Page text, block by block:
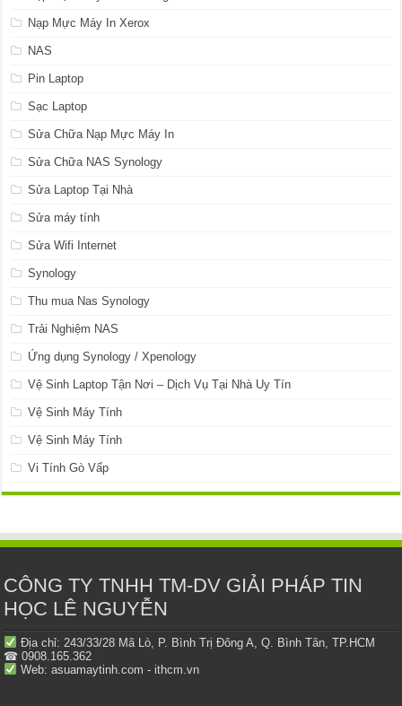
Nạp Mực Máy In Xerox
NAS
Pin Laptop
Sạc Laptop
Sửa Chữa Nạp Mực Máy In
Sửa Chữa NAS Synology
Sửa Laptop Tại Nhà
Sửa máy tính
Sửa Wifi Internet
Synology
Thu mua Nas Synology
Trải Nghiệm NAS
Ứng dụng Synology / Xpenology
Vệ Sinh Laptop Tận Nơi – Dịch Vụ Tại Nhà Uy Tín
Vệ Sinh Máy Tính
Vệ Sinh Máy Tính
Vi Tính Gò Vấp
CÔNG TY TNHH TM-DV GIẢI PHÁP TIN
HỌC LÊ NGUYỄN
Địa chỉ: 243/33/28 Mã Lò, P. Bình Trị Đông A, Q. Bình Tân, TP.HCM
☎ 0908.165.362
Web: asuamaytinh.com - ithcm.vn